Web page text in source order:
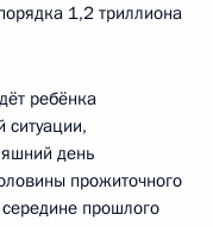
1,2 триллиона
ребёнка
ситуации,
день
прожиточного
прошлого